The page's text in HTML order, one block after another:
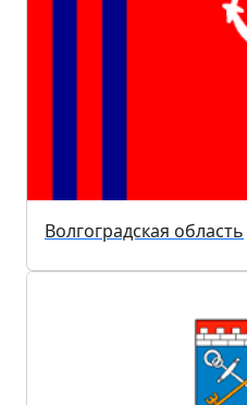
Волгоградская область